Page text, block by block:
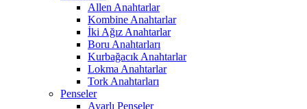
Allen Anahtarlar
Kombine Anahtarlar
İki Ağız Anahtarlar
Boru Anahtarları
Kurbağacık Anahtarlar
Lokma Anahtarlar
Tork Anahtarları
Penseler
Ayarlı Penseler